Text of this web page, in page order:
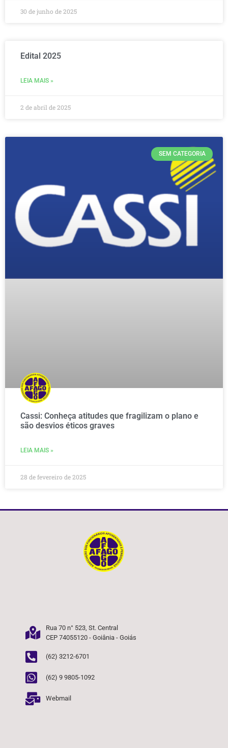
30 de junho de 2025
Edital 2025
LEIA MAIS »
2 de abril de 2025
SEM CATEGORIA
Cassi: Conheça atitudes que fragilizam o plano e
são desvios éticos graves
LEIA MAIS »
28 de fevereiro de 2025
Rua 70 n° 523, St. Central
CEP 74055120 - Goiânia - Goiás
(62) 3212-6701
(62) 9 9805-1092
Webmail